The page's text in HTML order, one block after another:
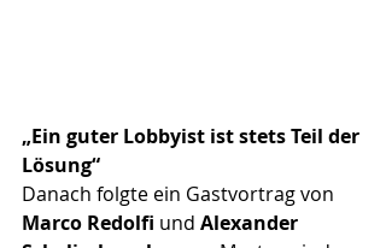
„Ein guter Lobbyist ist stets Teil der
Lösung“
Danach folgte ein Gastvortrag von
Marco Redolfi und Alexander